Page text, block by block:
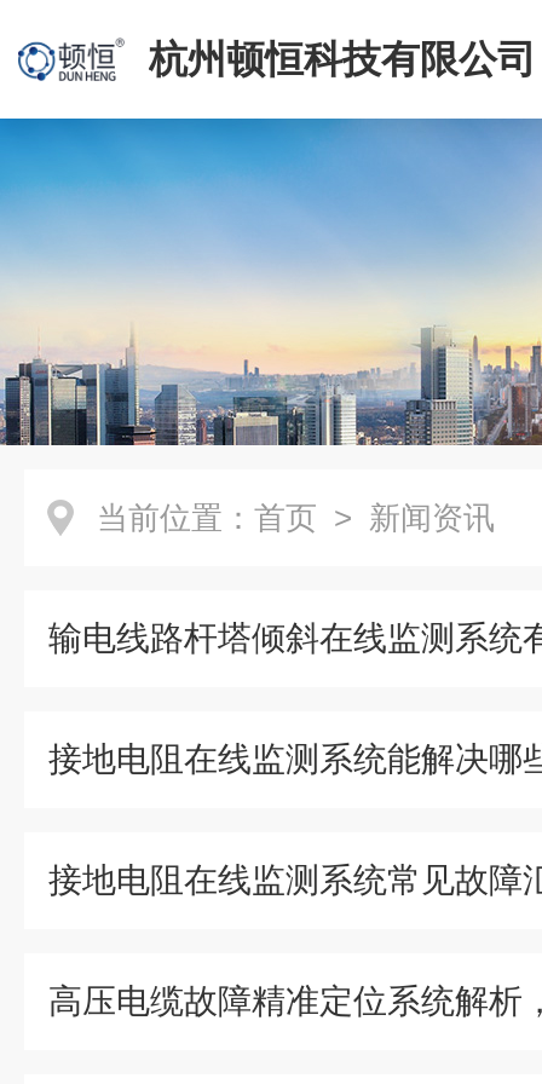
杭州顿恒科技有限公司
当前位置： 首页 > 新闻资讯